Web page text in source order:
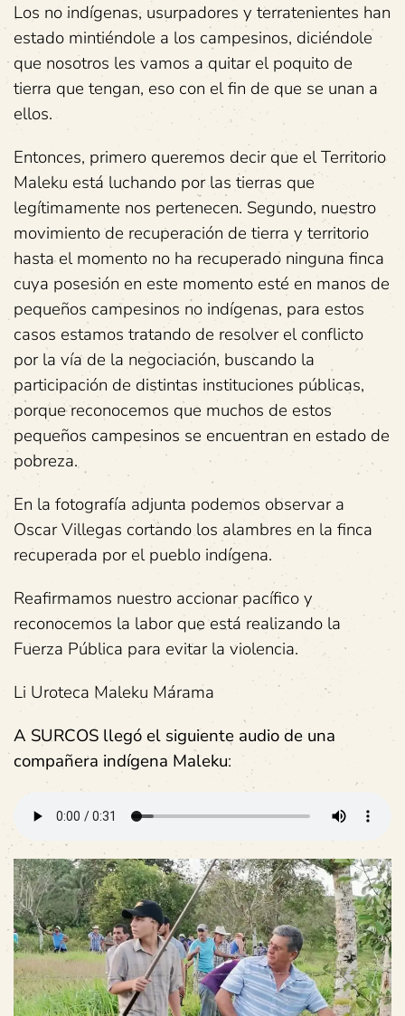
Los no indígenas, usurpadores y terratenientes han
estado mintiéndole a los campesinos, diciéndole
que nosotros les vamos a quitar el poquito de
tierra que tengan, eso con el fin de que se unan a
ellos.
Entonces, primero queremos decir que el Territorio
Maleku está luchando por las tierras que
legítimamente nos pertenecen. Segundo, nuestro
movimiento de recuperación de tierra y territorio
hasta el momento no ha recuperado ninguna finca
cuya posesión en este momento esté en manos de
pequeños campesinos no indígenas, para estos
casos estamos tratando de resolver el conflicto
por la vía de la negociación, buscando la
participación de distintas instituciones públicas,
porque reconocemos que muchos de estos
pequeños campesinos se encuentran en estado de
pobreza.
En la fotografía adjunta podemos observar a
Oscar Villegas cortando los alambres en la finca
recuperada por el pueblo indígena.
Reafirmamos nuestro accionar pacífico y
reconocemos la labor que está realizando la
Fuerza Pública para evitar la violencia.
Li Uroteca Maleku Márama
A SURCOS llegó el siguiente audio de una
compañera indígena Maleku: